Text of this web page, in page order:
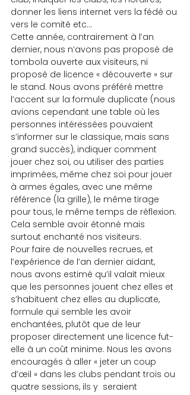
donner les liens internet vers la fédé ou
vers le comité etc…
Cette année, contrairement à l’an
dernier, nous n’avons pas proposé de
tombola ouverte aux visiteurs, ni
proposé de licence « découverte » sur
le stand. Nous avons préféré mettre
l’accent sur la formule duplicate (nous
avions cependant une table où les
personnes intéressées pouvaient
s’informer sur le classique, mais sans
grand succès), indiquer comment
jouer chez soi, ou utiliser des parties
imprimées, même chez soi pour jouer
à armes égales, avec une même
référence (la grille), le même tirage
pour tous, le même temps de réflexion.
Cela semble avoir étonné mais
surtout enchanté nos visiteurs.
Pour faire de nouvelles recrues, et
l’expérience de l’an dernier aidant,
nous avons estimé qu’il valait mieux
que les personnes jouent chez elles et
s’habituent chez elles au duplicate,
formule qui semble les avoir
enchantées, plutôt que de leur
proposer directement une licence fut-
elle à un coût minime. Nous les avons
encouragés à aller « jeter un coup
d’œil » dans les clubs pendant trois ou
quatre sessions, ils y  seraient